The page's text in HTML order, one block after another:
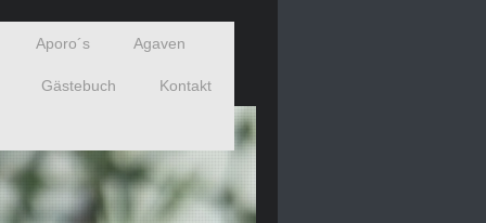
Aporo´s Agaven
Gästebuch Kontakt